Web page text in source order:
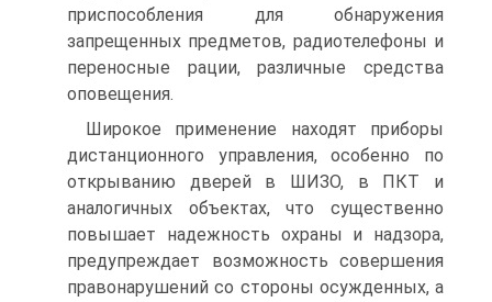
приспособления для обнаружения
запрещенных предметов, радиотелефоны и
переносные рации, различные средства
оповещения.
Широкое применение находят приборы
дистанционного управления, особенно по
открыванию дверей в ШИЗО, в ПКТ и
аналогичных объектах, что существенно
повышает надежность охраны и надзора,
предупреждает возможность совершения
правонарушений со стороны осужденных, а